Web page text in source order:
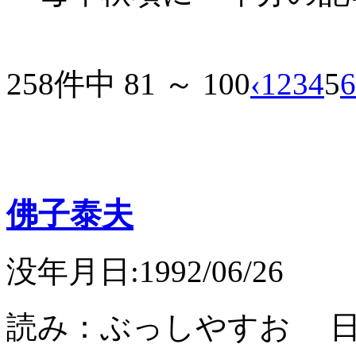
258件中 81 ～ 100‹123456
佛子泰夫
没年月日:1992/06/26
読み：ぶっしやすお 日